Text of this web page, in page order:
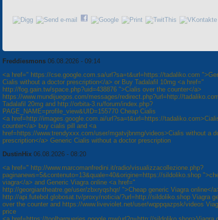
Freddiesmons 06.08.2026 - 09:14
<a href=" https://cse.google.com.sa/url?sa=t&url=https://tadaliko.com
Cialis without a doctor prescription</a> or Buy Tadalafil 10mg <a href="
http://fog.gain.tw/space.php?uid=438876 ">Cialis over the counter</a>
https://www.mundijuegos.com/messages/redirect.php?url=http://
Tadalafil 20mg and http://orbita-3.ru/forum/index.php?
PAGE_NAME=profile_view&UID=155770 Cheap Cialis
<a href=http://images.google.com.ai/url?sa=t&url=https://
counter</a> buy cialis pill and <a
href=https://www.trendyxxx.com/user/mgatvjbnmg/videos>Cialis without a
prescription</a> Generic Cialis without a doctor prescription
DustinHix 06.08.2026 - 08:20
<a href=" http://www.marcomanfredini.it/radio/visualizzacollezione.php?
paginanews=5&contenuto=13&quale=40&origine=https://sildoliko.shop
viagra</a> and Generic Viagra online <a href="
http://georgiantheatre.ge/user/zbxryqshqr/ ">Cheap generic Viagra online</
http://api.futebol.globosat.tv/proxy/noticia/?url=http://sildoliko.shop Viagra
over the counter and https://www.liveviolet.net/user/wqppqazpsk/videos
price